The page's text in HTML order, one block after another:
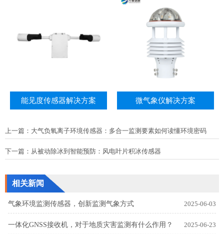
能见度传感器解决方案 微气象仪解决方案
上一篇： 大气负氧离子环境传感器：多合一监测要素如何读懂环境密码
下一篇： 从被动除冰到智能预防：风电叶片积冰传感器
相关新闻
气象环境监测传感器，创新监测气象方式 2025-06-03
一体化GNSS接收机，对于地质灾害监测有什么作用？ 2025-06-23